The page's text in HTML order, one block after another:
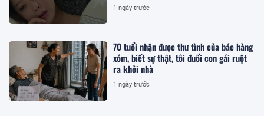
1 ngày trước
70 tuổi nhận được thư tình của bác hàng
xóm, biết sự thật, tôi đuổi con gái ruột
ra khỏi nhà
1 ngày trước